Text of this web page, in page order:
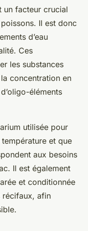
un facteur crucial
Il est donc
d’eau
Ces
les substances
concentration en
éléments
utilisée pour
et que
aux besoins
Il est également
et conditionnée
récifaux, afin